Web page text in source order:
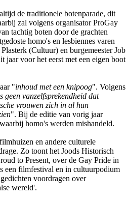
de traditionele botenparade, dit
zal volgens organisator ProGay
tachtig boten door de grachten
homo's en lesbiennes varen
(Cultuur) en burgemeester Job
jaar voor het eerst met een eigen boot
"inhoud met een knipoog". Volgens
geen vanzelfsprekendheid dat
vrouwen zich in al hun
". Bij de editie van vorig jaar
homo's werden mishandeld.
en andere culturele
Zo toont het Joods Historisch
to Present, over de Gay Pride in
een filmfestival en in cultuurpodium
voordragen over
wereld'.